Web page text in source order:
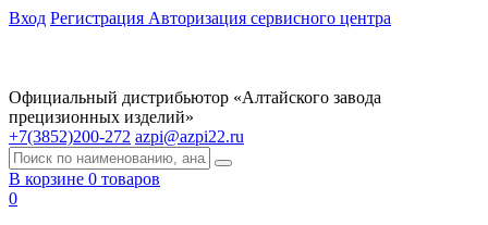
Вход Регистрация Авторизация сервисного центра
Официальный дистрибьютор «Алтайского завода
прецизионных изделий»
+7(3852)200-272 azpi@azpi22.ru
В корзине 0 товаров
0